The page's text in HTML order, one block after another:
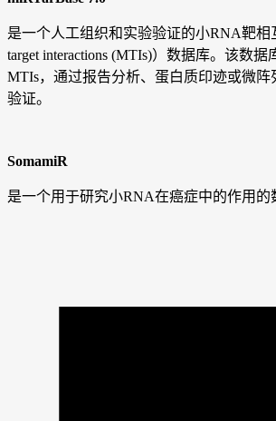
是一个人工组织和实验验证的小RNA靶相
target interactions (MTIs)）数据库。该数据
MTIs，通过报告分析、蛋白质印迹或微阵
验证。
SomamiR
是一个用于研究小RNA在癌症中的作用的